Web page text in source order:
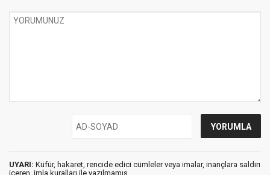
UYARI: Küfür, hakaret, rencide edici cümleler veya imalar, inançlara saldırı
içeren, imla kuralları ile yazılmamış,